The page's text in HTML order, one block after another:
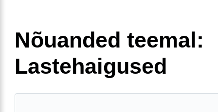
Nõuanded teemal:
Lastehaigused